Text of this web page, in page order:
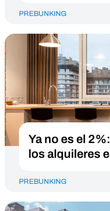
PREBUNKING
Ya no es el
los alquileres
PREBUNKING